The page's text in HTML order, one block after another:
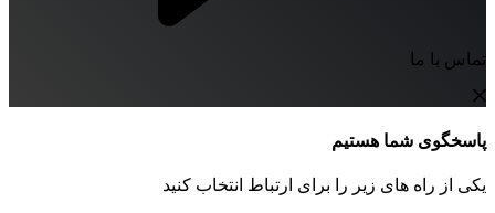
تماس با ما
پاسخگوی شما هستیم
یکی از راه های زیر را برای ارتباط انتخاب کنید